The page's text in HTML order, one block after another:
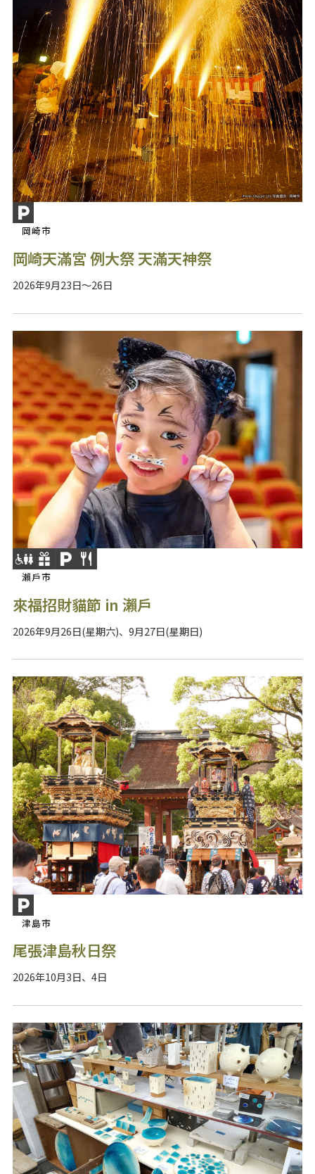
岡崎市
岡崎天滿宮 例大祭 天滿天神祭
2026年9月23日～26日
瀨戶市
來福招財貓節 in 瀨戶
2026年9月26日(星期六)、9月27日(星期日)
津島市
尾張津島秋日祭
2026年10月3日、4日